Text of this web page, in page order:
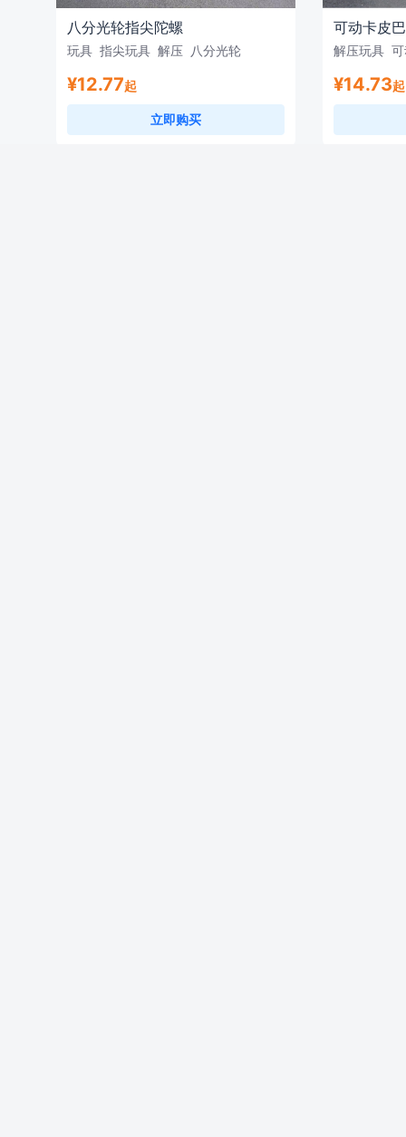
八分光轮指尖陀螺
玩具 指尖玩具 解压 八分光轮
¥12.77起
立即购买
可动卡皮
解压玩具
¥14.73起